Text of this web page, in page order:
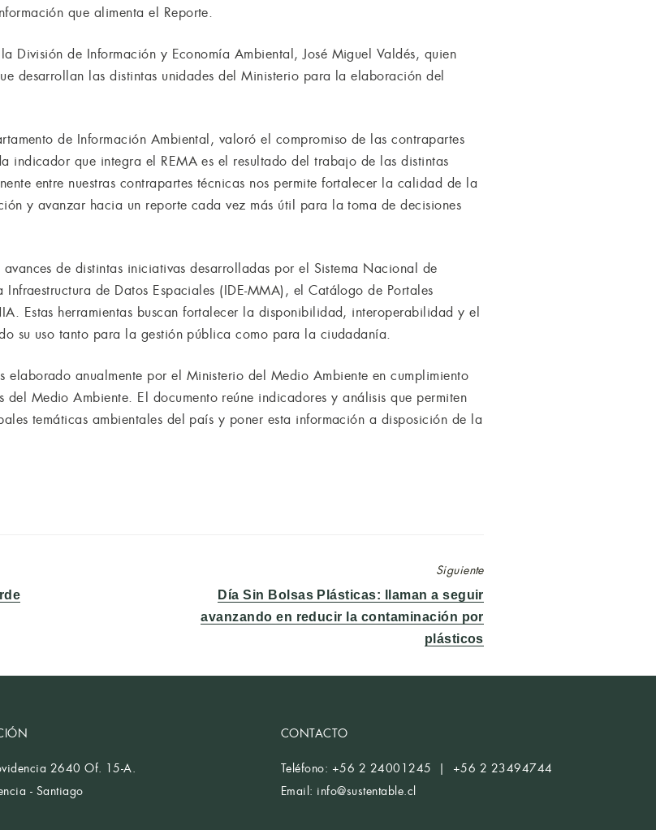
que alimenta el Reporte.
División de Información y Economía Ambiental, José Miguel Valdés, quien
desarrollan las distintas unidades del Ministerio para la elaboración del
de Información Ambiental, valoró el compromiso de las contrapartes
indicador que integra el REMA es el resultado del trabajo de las distintas
entre nuestras contrapartes técnicas nos permite fortalecer la calidad de la
y avanzar hacia un reporte cada vez más útil para la toma de decisiones
de distintas iniciativas desarrolladas por el Sistema Nacional de
de Datos Espaciales (IDE-MMA), el Catálogo de Portales
Estas herramientas buscan fortalecer la disponibilidad, interoperabilidad y el
su uso tanto para la gestión pública como para la ciudadanía.
elaborado anualmente por el Ministerio del Medio Ambiente en cumplimiento
Medio Ambiente. El documento reúne indicadores y análisis que permiten
temáticas ambientales del país y poner esta información a disposición de la
Siguiente
Entrada
siguiente:
Día Sin Bolsas Plásticas: llaman a seguir
avanzando en reducir la contaminación por
plásticos
2640 Of. 15-A.
- Santiago
CONTACTO
Teléfono: +56 2 24001245 | +56 2 23494744
Email: info@sustentable.cl